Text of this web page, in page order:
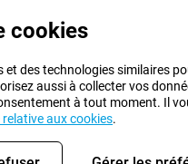
cookies
et des technologies similaires
aussi à collecter vos
à tout moment. Il
aux cookies.